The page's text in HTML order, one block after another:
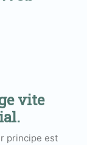
vite
principe est